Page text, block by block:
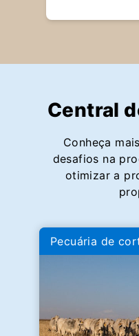
Central
Conheça
desafios na
otimizar a
Pecuária de